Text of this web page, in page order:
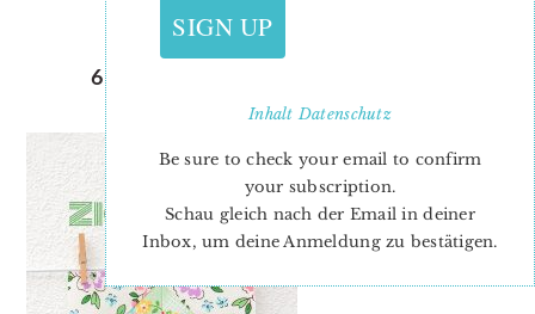
6 KOEPFE 12 BLOECKE JULI
ZICKZACK QUILT BLOCK
SIGN UP
InhaltDatenschutz
Be sure to check your email to confirm
your subscription.
Schau gleich nach der Email in deiner
Inbox, um deine Anmeldung zu bestätigen.